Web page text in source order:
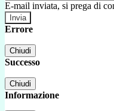
E-mail inviata, si prega di
Errore
Chiudi
Successo
Chiudi
Informazione